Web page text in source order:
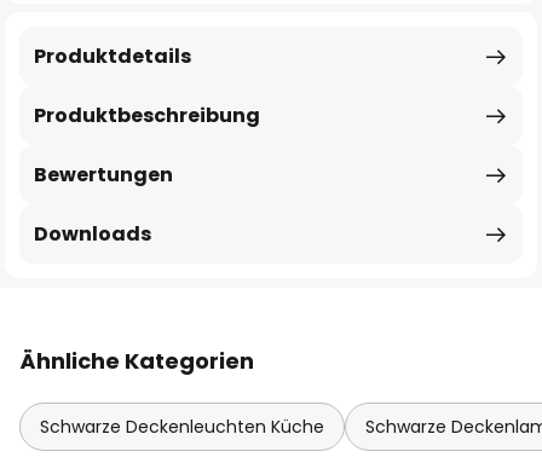
Produktbeschreibung
Produktdetails
Bewertungen
Downloads
Ähnliche Kategorien
Schwarze Deckenleuchten Küche Schwarze